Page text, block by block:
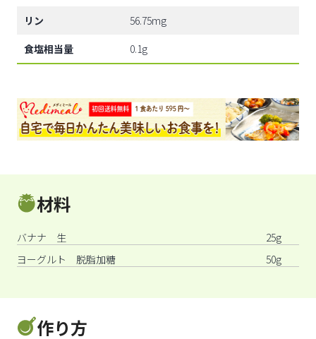
リン
56.75mg
食塩相当量
0.1g
材料
バナナ 生
25g
ヨーグルト 脱脂加糖
50g
作り方